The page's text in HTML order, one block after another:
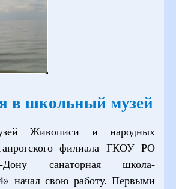
в школьный музей
Живописи и народных
филиала ГКОУ РО
на-Дону санаторная школа-
начал свою работу. Первыми